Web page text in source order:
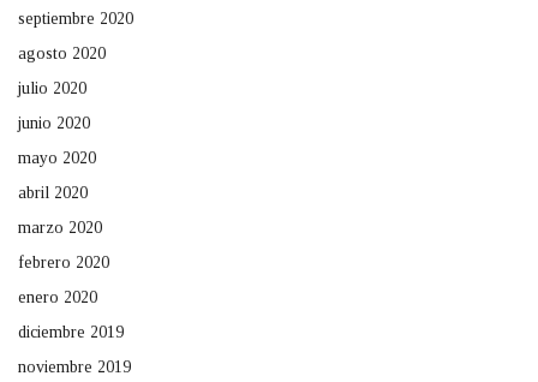
septiembre 2020
agosto 2020
julio 2020
junio 2020
mayo 2020
abril 2020
marzo 2020
febrero 2020
enero 2020
diciembre 2019
noviembre 2019